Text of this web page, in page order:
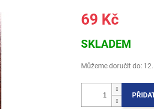
69 Kč
cena:
SKLADEM
Můžeme doručit do: